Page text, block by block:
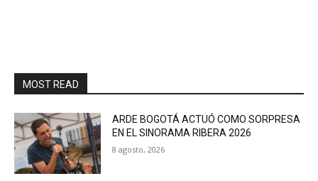
MOST READ
ARDE BOGOTÁ ACTUÓ COMO SORPRESA
EN EL SINORAMA RIBERA 2026
8 agosto, 2026